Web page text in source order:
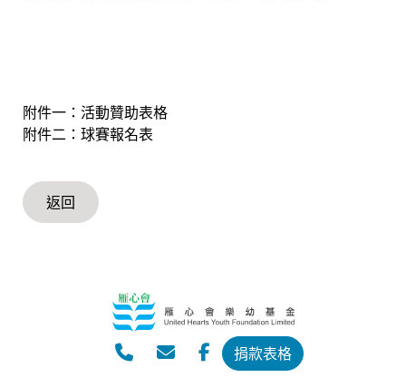
附件一：活動贊助表格
附件二：球賽報名表
返回
捐款表格